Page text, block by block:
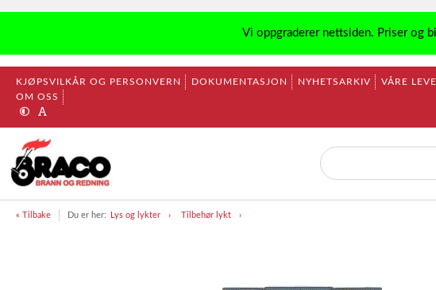
Vi oppgraderer nettsiden. Priser og
KJØPSVILKÅR OG PERSONVERN DOKUMENTASJON NYHETSARKIV VÅRE
OM OSS
« Tilbake Du er her: Lys og lykter Tilbehør lykt